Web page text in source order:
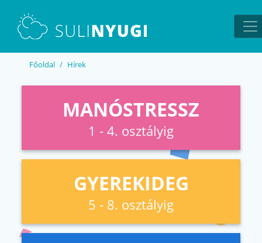
Főoldal Hírek
MANÓSTRESSZ
1 - 4. osztályig
GYEREKIDEG
5 - 8. osztályig